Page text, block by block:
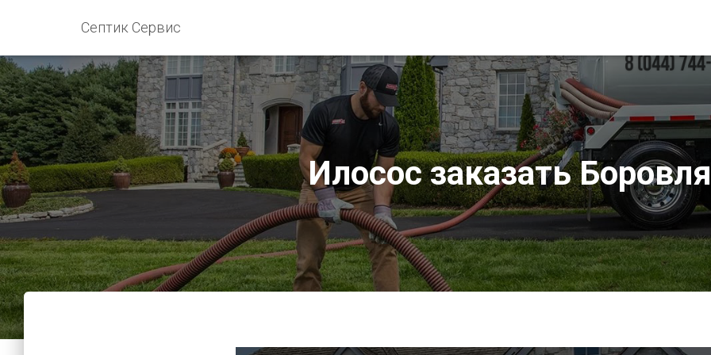
Септик Сервис
Илосос заказать